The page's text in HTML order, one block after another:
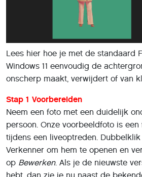
Lees hier hoe je met de standaard
Windows 11 eenvoudig de
onscherp maakt, verwijdert of van
Stap 1 Voorbereiden
Neem een foto met een duidelijk
persoon. Onze voorbeeldfoto is
tijdens een liveoptreden.
Verkenner om hem te openen en
op Bewerken. Als je de nieuwste